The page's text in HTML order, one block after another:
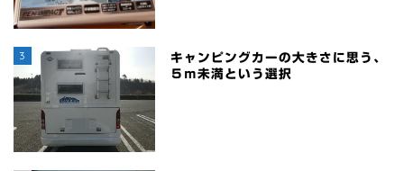
3
キャンピングカーの大きさに思う、
５ｍ未満という選択